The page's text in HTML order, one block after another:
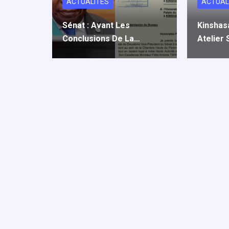
Sénat : Avant Les
Conclusions De La…
Atelier